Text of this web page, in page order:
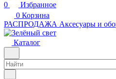
0
Избранное
0 Корзина
РАСПРОДАЖА Аксесуары и
Каталог